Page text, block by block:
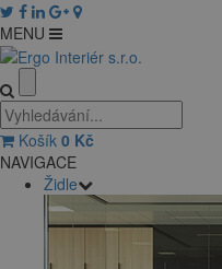
MENU
Košík 0 Kč
NAVIGACE
Židle